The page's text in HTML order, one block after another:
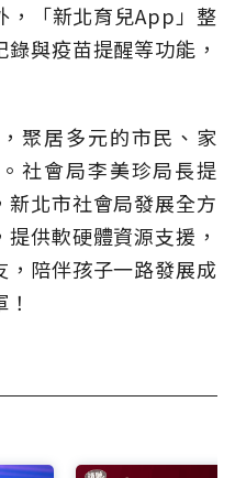
，「新北育兒App」整
與疫苗提醒等功能，
聚居多元的市民、家
社會局李美珍局長提
北市社會局發展全方
供軟硬體資源支援，
陪伴孩子一路發展成